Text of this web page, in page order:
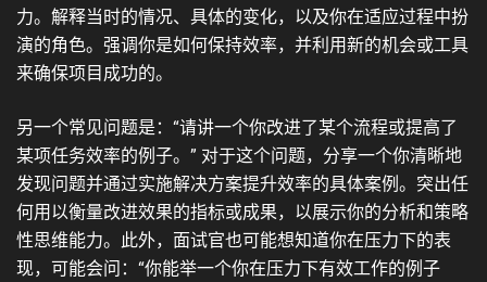
力。解释当时的情况、具体的变化，以及你在适应过程中扮
演的角色。强调你是如何保持效率，并利用新的机会或工具
来确保项目成功的。
另一个常见问题是：“请讲一个你改进了某个流程或提高了
某项任务效率的例子。” 对于这个问题，分享一个你清晰地
发现问题并通过实施解决方案提升效率的具体案例。突出任
何用以衡量改进效果的指标或成果，以展示你的分析和策略
性思维能力。此外，面试官也可能想知道你在压力下的表
现，可能会问：“你能举一个你在压力下有效工作的例子